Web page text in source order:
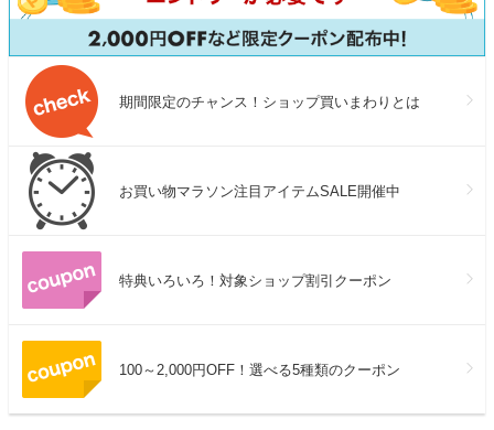
期間限定のチャンス！ショップ買いまわりとは
お買い物マラソン注目アイテムSALE開催中
特典いろいろ！対象ショップ割引クーポン
100～2,000円OFF！選べる5種類のクーポン